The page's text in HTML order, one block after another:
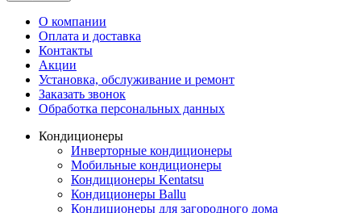
О компании
Оплата и доставка
Контакты
Акции
Установка, обслуживание и ремонт
Заказать звонок
Обработка персональных данных
Кондиционеры
Инверторные кондиционеры
Мобильные кондиционеры
Кондиционеры Kentatsu
Кондиционеры Ballu
Кондиционеры для загородного дома